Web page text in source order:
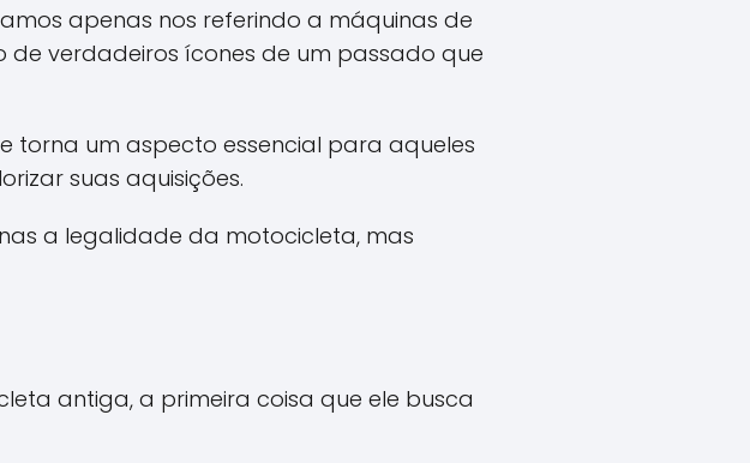
apenas nos referindo a máquinas de
verdadeiros ícones de um passado que
torna um aspecto essencial para aqueles
suas aquisições.
a legalidade da motocicleta, mas
antiga, a primeira coisa que ele busca